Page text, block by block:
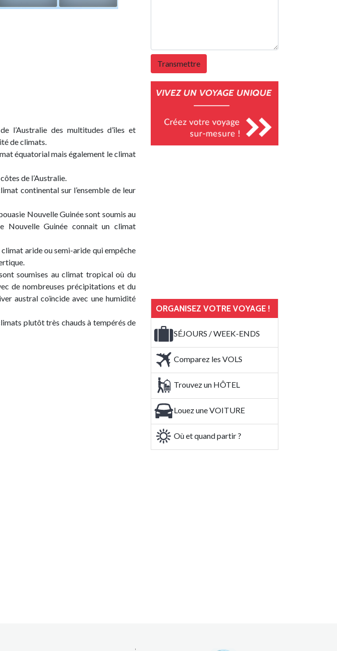
l’Australie des multitudes d’îles et
de climats.
équatorial mais également le climat
de l’Australie.
continental sur l’ensemble de leur
Nouvelle Guinée sont soumis au
Nouvelle Guinée connait un climat
aride ou semi-aride qui empêche
soumises au climat tropical où du
de nombreuses précipitations et du
austral coïncide avec une humidité
plutôt très chauds à tempérés de
ORGANISEZ VOTRE VOYAGE !
SÉJOURS / WEEK-ENDS
Comparez les VOLS
Trouvez un HÔTEL
Louez une VOITURE
Où et quand partir ?